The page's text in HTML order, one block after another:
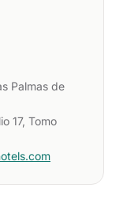
Palmas de
17, Tomo